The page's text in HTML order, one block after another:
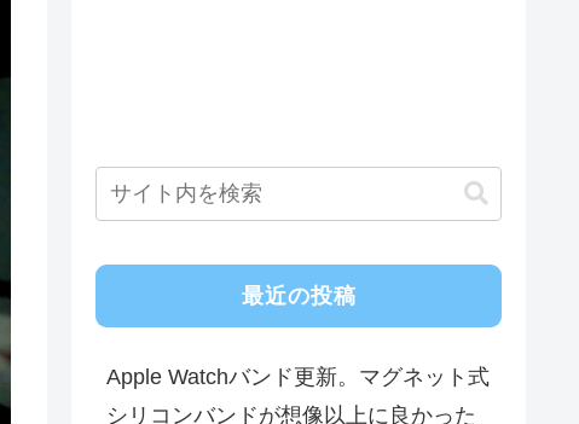
最近の投稿
Apple Watchバンド更新。マグネット式
シリコンバンドが想像以上に良かった